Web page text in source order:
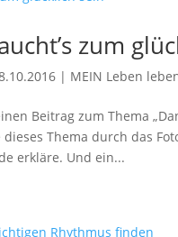
zum
| MEIN Leben
Beitrag zum Thema
Thema durch das
erkläre. Und ein...